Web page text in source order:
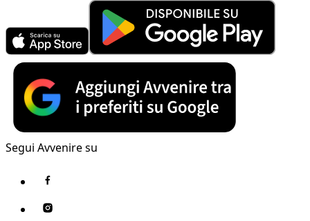
Segui Avvenire su